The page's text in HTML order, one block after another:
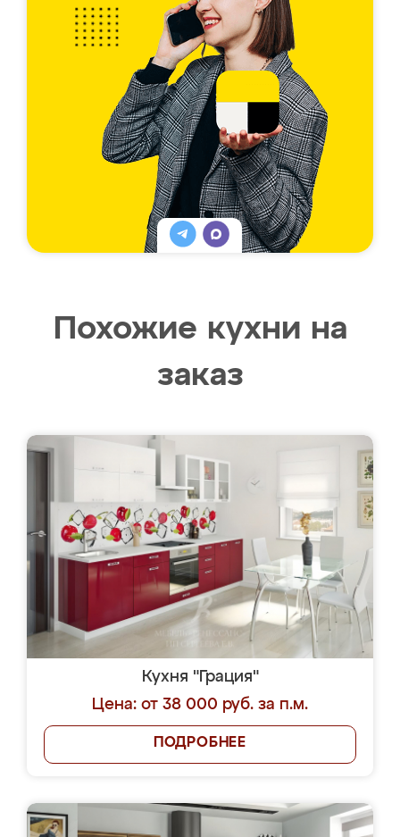
Похожие кухни на
заказ
Кухня "Грация"
Цена: от 38 000 руб. за п.м.
ПОДРОБНЕЕ